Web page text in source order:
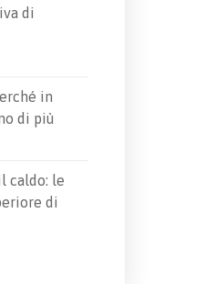
di
in
di più
caldo: le
di